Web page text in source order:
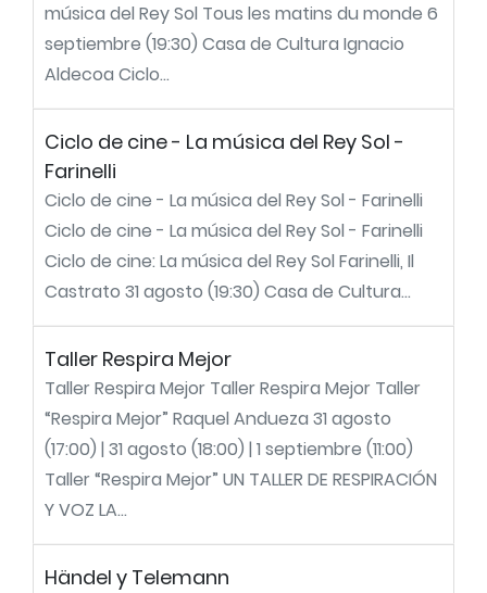
música del Rey Sol Tous les matins du monde 6
septiembre (19:30) Casa de Cultura Ignacio
Aldecoa Ciclo...
Ciclo de cine - La música del Rey Sol -
Farinelli
Ciclo de cine - La música del Rey Sol - Farinelli
Ciclo de cine - La música del Rey Sol - Farinelli
Ciclo de cine: La música del Rey Sol Farinelli, Il
Castrato 31 agosto (19:30) Casa de Cultura...
Taller Respira Mejor
Taller Respira Mejor Taller Respira Mejor Taller
“Respira Mejor” Raquel Andueza 31 agosto
(17:00) | 31 agosto (18:00) | 1 septiembre (11:00)
Taller “Respira Mejor” UN TALLER DE RESPIRACIÓN
Y VOZ LA...
Händel y Telemann